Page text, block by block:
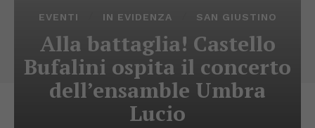
EVENTI IN EVIDENZA SAN GIUSTINO
Alla battaglia! Castello
Bufalini ospita il concerto
dell’ensamble Umbra
Lucio